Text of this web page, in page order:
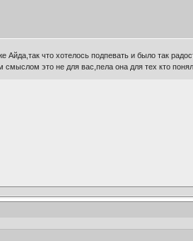
что хотелось подпевать и было так
это не для вас,пела она для тех кто понял